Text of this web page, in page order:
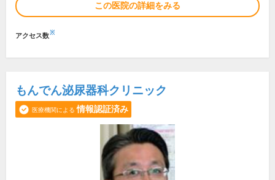
この医院の詳細をみる
アクセス数※
もんでん泌尿器科クリニック
医療機関による 情報認証済み